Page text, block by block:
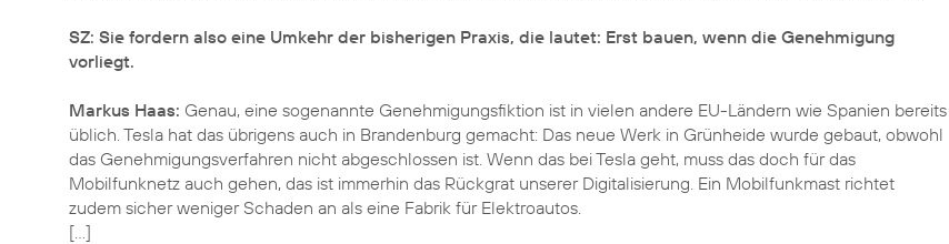
SZ: Sie fordern also eine Umkehr der bisherigen Praxis, die lautet: Erst bauen, wenn die Genehmigung
vorliegt.
Markus Haas: Genau, eine sogenannte Genehmigungsfiktion ist in vielen andere EU-Ländern wie Spanien bereits
üblich. Tesla hat das übrigens auch in Brandenburg gemacht: Das neue Werk in Grünheide wurde gebaut, obwohl
das Genehmigungsverfahren nicht abgeschlossen ist. Wenn das bei Tesla geht, muss das doch für das
Mobilfunknetz auch gehen, das ist immerhin das Rückgrat unserer Digitalisierung. Ein Mobilfunkmast richtet
zudem sicher weniger Schaden an als eine Fabrik für Elektroautos.
[…]